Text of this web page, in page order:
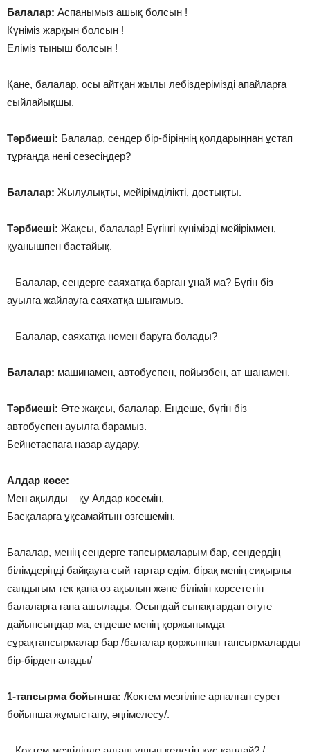
Балалар: Аспанымыз ашық болсын !
Күніміз жарқын болсын !
Еліміз тыныш болсын !
Қане, балалар, осы айтқан жылы лебіздерімізді апайларға
сыйлайықшы.
Тәрбиеші: Балалар, сендер бір-біріңнің қолдарыңнан ұстап
тұрғанда нені сезесіңдер?
Балалар: Жылулықты, мейірімділікті, достықты.
Тәрбиеші: Жақсы, балалар! Бүгінгі күнімізді мейіріммен,
қуанышпен бастайық.
– Балалар, сендерге саяхатқа барған ұнай ма? Бүгін біз
ауылға жайлауға саяхатқа шығамыз.
– Балалар, саяхатқа немен баруға болады?
Балалар: машинамен, автобуспен, пойызбен, ат шанамен.
Тәрбиеші: Өте жақсы, балалар. Ендеше, бүгін біз
автобуспен ауылға барамыз.
Бейнетаспаға назар аудару.
Алдар көсе:
Мен ақылды – қу Алдар көсемін,
Басқаларға ұқсамайтын өзгешемін.
Балалар, менің сендерге тапсырмаларым бар, сендердің
білімдеріңді байқауға сый тартар едім, бірақ менің сиқырлы
сандығым тек қана өз ақылын және білімін көрсететін
балаларға ғана ашылады. Осындай сынақтардан өтуге
дайынсыңдар ма, ендеше менің қоржынымда
сұрақтапсырмалар бар /балалар қоржыннан тапсырмаларды
бір-бірден алады/
1-тапсырма бойынша: /Көктем мезгіліне арналған сурет
бойынша жұмыстану, әңгімелесу/.